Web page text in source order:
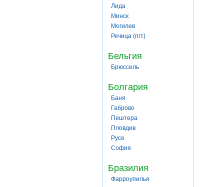
Лида
Минск
Могилев
Речица (пгт)
Бельгия
Брюссель
Болгария
Баня
Габрово
Пештера
Пловдив
Русе
София
Бразилия
Фарроупилья